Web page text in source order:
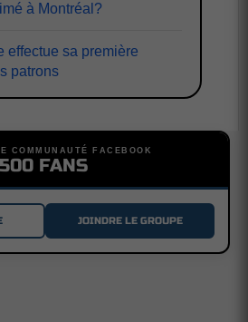
à Montréal?
effectue sa première
patrons
COMMUNAUTÉ FACEBOOK
FANS
JOINDRE LE GROUPE